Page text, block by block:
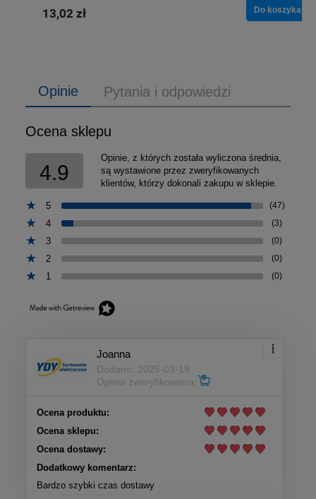
13,02 zł Do koszyka
Opinie Pytania i odpowiedzi
Ocena sklepu
4.9
Opinie, z których została wyliczona średnia,
są wystawione przez zweryfikowanych
klientów, którzy dokonali zakupu w sklepie.
5 (47)
4 (3)
3 (0)
2 (0)
1 (0)
Joanna
Dodano: 2025-03-19
Opinia zweryfikowana
Ocena produktu:
Ocena sklepu:
Ocena dostawy:
Dodatkowy komentarz:
Bardzo szybki czas dostawy